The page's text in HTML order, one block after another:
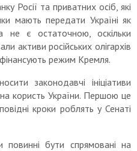
Росії та приватних осіб, які
мають передати Україні як
не є остаточною, оскільки
активи російських олігархів
фінансують режим Кремля.
законодавчі ініціативи
користь України. Першою це
кроки роблять у Сенаті
повинні бути спрямовані на